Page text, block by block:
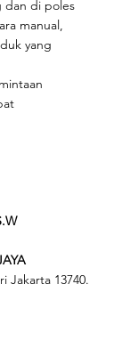
dan di poles
manual,
yang
Jakarta 13740.